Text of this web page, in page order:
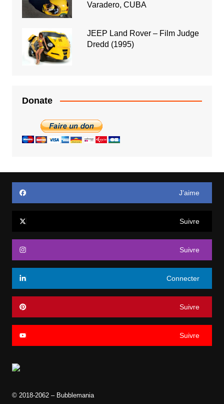
Varadero, CUBA
JEEP Land Rover – Film Judge
Dredd (1995)
Donate
J’aime
Suivre
Suivre
Connecter
Suivre
Suivre
© 2018-2062 – Bubblemania